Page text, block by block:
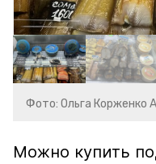
Фото: Ольга Корженко
Можно купить